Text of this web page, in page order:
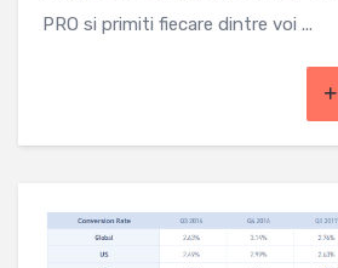
PRO si primiti fiecare dintre voi ...